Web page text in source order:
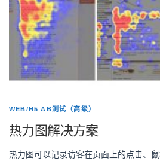
WEB/H5 AB测试（高级）
热力图解决方案
热力图可以记录访客在页面上的点击、